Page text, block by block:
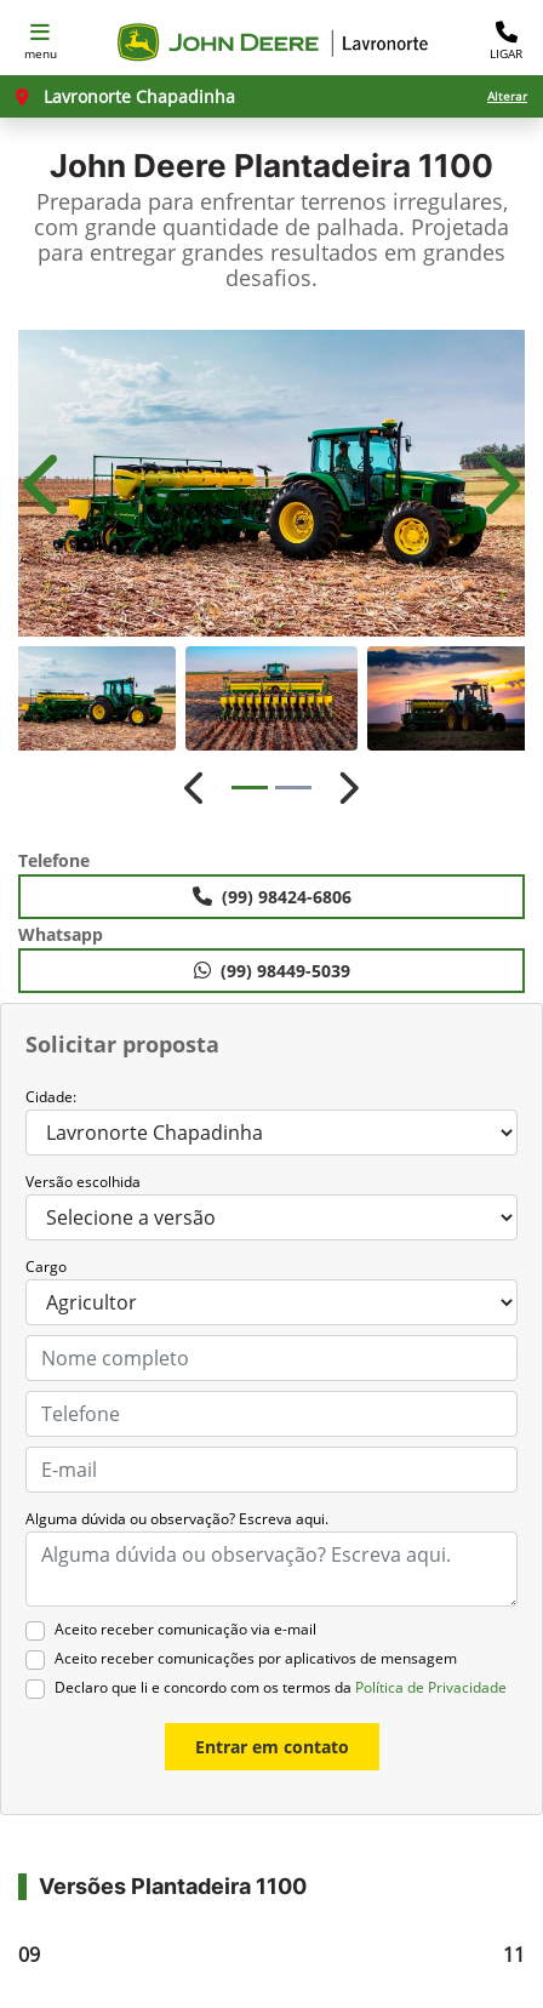
menu LIGAR
Lavronorte Chapadinha Alterar
John Deere Plantadeira 1100
Preparada para enfrentar terrenos irregulares,
com grande quantidade de palhada. Projetada
para entregar grandes resultados em grandes
desafios.
Solicitar proposta
Cidade:
Versão escolhida
Cargo
Alguma dúvida ou observação? Escreva aqui.
Aceito receber comunicação via e-mail
Aceito receber comunicações por aplicativos de mensagem
Declaro que li e concordo com os termos da Política de Privacidade
Entrar em contato
Anterior
Anterior Próximo
Telefone
(99) 98424-6806
Whatsapp
(99) 98449-5039
Versões Plantadeira 1100